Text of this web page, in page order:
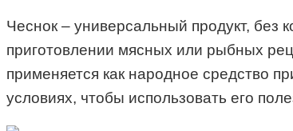
Чеснок – универсальный продукт, без
приготовлении мясных или рыбных
применяется как народное средство
условиях, чтобы использовать его